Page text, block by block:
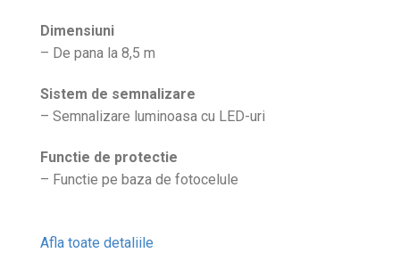
Dimensiuni
– De pana la 8,5 m
Sistem de semnalizare
– Semnalizare luminoasa cu LED-uri
Functie de protectie
– Functie pe baza de fotocelule
Afla toate detaliile